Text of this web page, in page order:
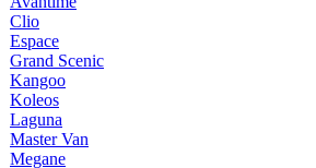
Clio
Espace
Grand Scenic
Kangoo
Koleos
Laguna
Master Van
Megane